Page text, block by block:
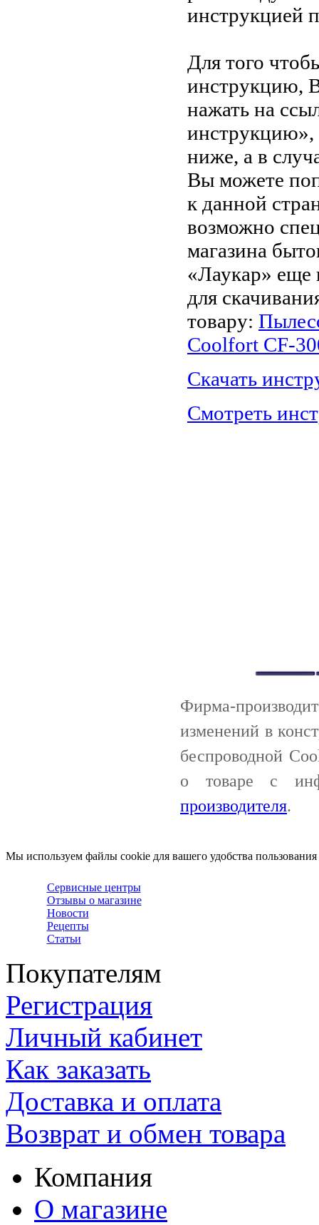
инструкцией
Для того
инструкцию,
нажать на
ниже, а в
Вы можете
к данной
возможно
магазина
«Лаукар» еще
для
товару:
Coolfort CF-
Скачать
Смотреть
Фирма-
изменений в
беспроводной
о товаре с
производителя.
Мы используем файлы cookie для вашего удобства
Сервисные центры
Отзывы о магазине
Новости
Рецепты
Статьи
Покупателям
Регистрация
Личный кабинет
Как заказать
Доставка и оплата
Возврат и обмен товара
Компания
О магазине